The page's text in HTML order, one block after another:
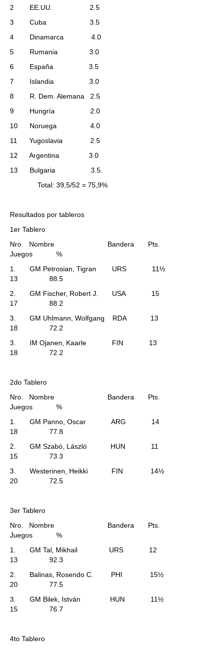
2 EE.UU. 2.5
3 Cuba 3.5
4 Dinamarca 4.0
5 Rumania 3.0
6 España 3.5
7 Islandia 3.0
8 R. Dem. Alemana 2.5
9 Hungría 2.0
10 Noruega 4.0
11 Yugoslavia 2.5
12 Argentina 3.0
13 Bulgaria 3.5.
Total: 39,5/52 = 75,9%
Resultados por tableros
1er Tablero
Nro. Nombre Bandera Pts.
Juegos %
1. GM Petrosian, Tigran URS 11½
13 88.5
2. GM Fischer, Robert J. USA 15
17 88.2
3. GM Uhlmann, Wolfgang RDA 13
18 72.2
3. IM Ojanen, Kaarle FIN 13
18 72.2
2do Tablero
Nro. Nombre Bandera Pts.
Juegos %
1. GM Panno, Oscar ARG 14
18 77.8
2. GM Szabó, László HUN 11
15 73.3
3. Westerinen, Heikki FIN 14½
20 72.5
3er Tablero
Nro. Nombre Bandera Pts.
Juegos %
1. GM Tal, Mikhail URS 12
13 92.3
2. Balinas, Rosendo C. PHI 15½
20 77.5
3. GM Bilek, István HUN 11½
15 76.7
4to Tablero